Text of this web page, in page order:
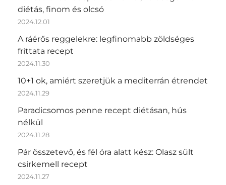
diétás, finom és olcsó
2024.12.01
A ráérős reggelekre: legfinomabb zöldséges
frittata recept
2024.11.30
10+1 ok, amiért szeretjük a mediterrán étrendet
2024.11.29
Paradicsomos penne recept diétásan, hús
nélkül
2024.11.28
Pár összetevő, és fél óra alatt kész: Olasz sült
csirkemell recept
2024.11.27